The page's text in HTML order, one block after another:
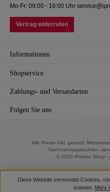
Mo-Fr: 09:00 - 16:00 Uhr
Vertrag widerrufen
Informationen
Shopservice
Zahlungs- und Versandarten
Folgen Sie uns
Alle Preise inkl. gesetzl.
Nachnahmegebühren,
© 2026 iPresso Shop -
Diese Website verwendet Cookies,
können. Mehr